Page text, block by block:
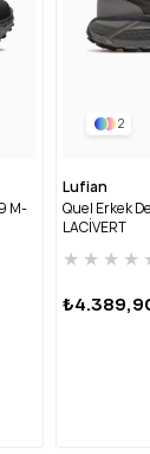
M-
2
Lufian
Quel Erkek
LACİVERT
★ ★ ★ ★